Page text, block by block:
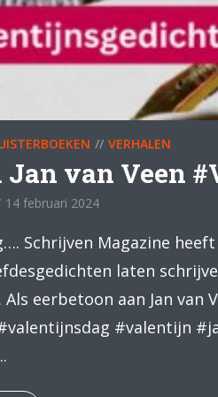
VERHALEN
Jan van Veen
14 februari 2024
Schrijven Magazine
laten
Als eerbetoon aan Jan van
#valentijn